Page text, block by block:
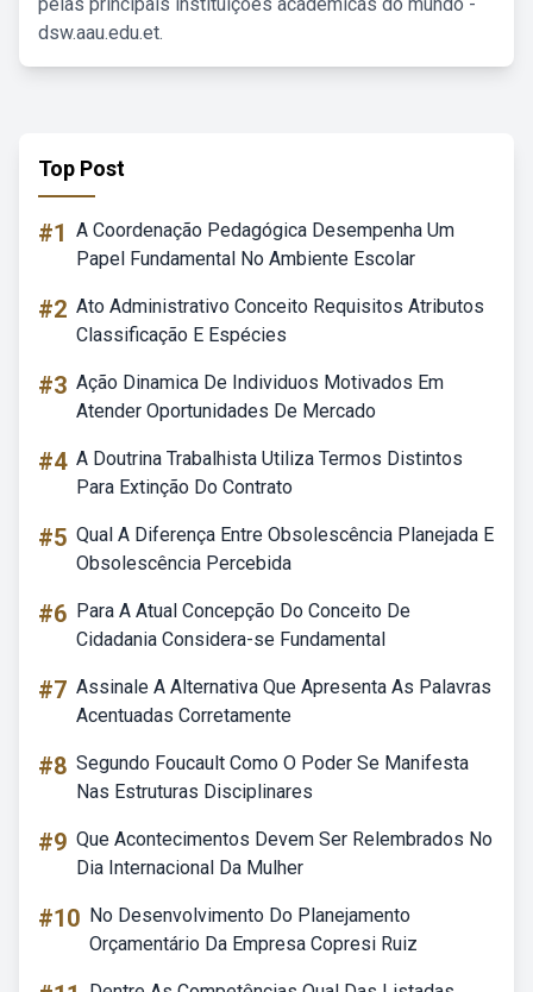
dsw.aau.edu.et.
Top Post
#1 A Coordenação Pedagógica Desempenha Um
Papel Fundamental No Ambiente Escolar
#2 Ato Administrativo Conceito Requisitos Atributos
Classificação E Espécies
#3 Ação Dinamica De Individuos Motivados Em
Atender Oportunidades De Mercado
#4 A Doutrina Trabalhista Utiliza Termos Distintos
Para Extinção Do Contrato
#5 Qual A Diferença Entre Obsolescência Planejada E
Obsolescência Percebida
#6 Para A Atual Concepção Do Conceito De
Cidadania Considera-se Fundamental
#7 Assinale A Alternativa Que Apresenta As Palavras
Acentuadas Corretamente
#8 Segundo Foucault Como O Poder Se Manifesta
Nas Estruturas Disciplinares
#9 Que Acontecimentos Devem Ser Relembrados No
Dia Internacional Da Mulher
#10 No Desenvolvimento Do Planejamento
Orçamentário Da Empresa Copresi Ruiz